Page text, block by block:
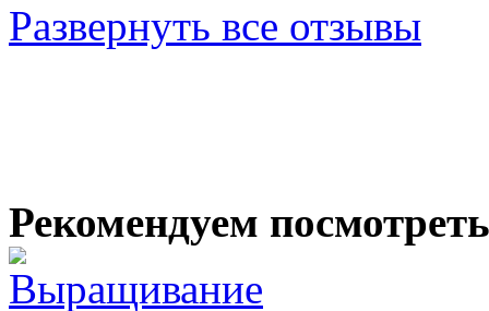
Развернуть все отзывы
Рекомендуем посмотреть